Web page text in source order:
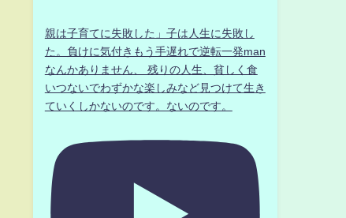
親は子育てに失敗した」子は人生に失敗し
た。負けに気付きもう手遅れで逆転一発man
なんかありません、 残りの人生、貧しく食
いつないでわずかな楽しみなど見つけて生き
ていくしかないのです。ないのです。